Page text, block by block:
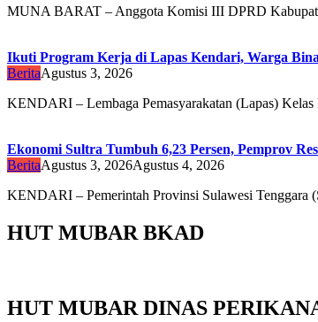
MUNA BARAT – Anggota Komisi III DPRD
Ikuti Program Kerja di Lapas Kendari, Warga
BeritaAgustus 3, 2026
KENDARI – Lembaga Pemasyarakatan (Lapas)
Ekonomi Sultra Tumbuh 6,23 Persen, Pemprov
BeritaAgustus 3, 2026Agustus 4, 2026
KENDARI – Pemerintah Provinsi Sulawesi Tenggara
HUT MUBAR BKAD
HUT MUBAR DINAS